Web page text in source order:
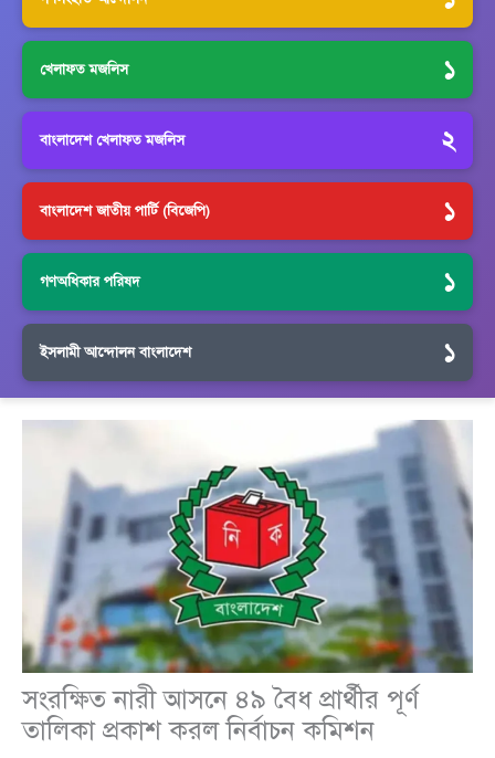
খেলাফত মজলিস ১
বাংলাদেশ খেলাফত মজলিস ২
বাংলাদেশ জাতীয় পার্টি (বিজেপি) ১
গণঅধিকার পরিষদ ১
ইসলামী আন্দোলন বাংলাদেশ ১
সংরক্ষিত নারী আসনে ৪৯ বৈধ প্রার্থীর পূর্ণ
তালিকা প্রকাশ করল নির্বাচন কমিশন